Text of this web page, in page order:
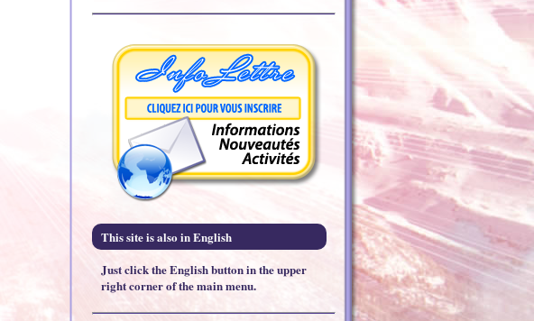
This site is also in English
Just click the English button in the upper
right corner of the main menu.